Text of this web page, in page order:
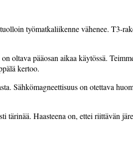
työmatkaliikenne vähenee. T3-
oltava pääosan aikaa käytössä.
kertoo.
Sähkömagneettisuus on otettava
tärinää. Haasteena on, ettei riittävän